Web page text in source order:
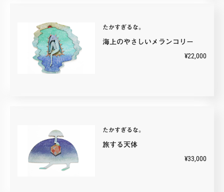
たかすぎるな。
海上のやさしいメランコリー
¥22,000
たかすぎるな。
旅する天体
¥33,000